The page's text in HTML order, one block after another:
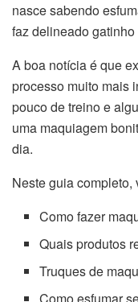
nasce sabendo
faz delineado
A boa notícia é que
processo muito mais
pouco de treino e
uma maquiagem
dia.
Neste guia completo,
Como fazer
Quais produtos
Truques de